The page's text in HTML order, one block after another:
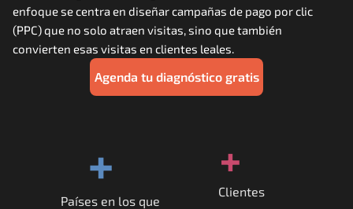
Docs
enfoque se centra en diseñar campañas de pago por clic
(PPC) que no solo atraen visitas, sino que también
convierten esas visitas en clientes leales.
Agenda tu diagnóstico gratis
+
Países en los que
+
Clientes